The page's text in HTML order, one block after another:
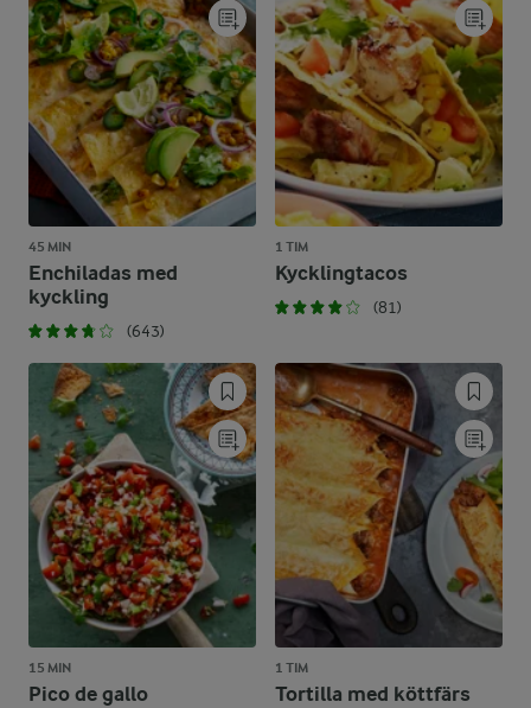
45 MIN
Enchiladas med
kyckling
(643)
1 TIM
Kycklingtacos
(81)
15 MIN
Pico de gallo
1 TIM
Tortilla med köttfärs